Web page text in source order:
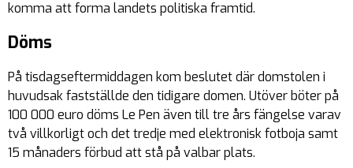
komma att forma landets politiska framtid.
Döms
På tisdagseftermiddagen kom beslutet där domstolen i
huvudsak fastställde den tidigare domen. Utöver böter på
100 000 euro döms Le Pen även till tre års fängelse varav
två villkorligt och det tredje med elektronisk fotboja samt
15 månaders förbud att stå på valbar plats.